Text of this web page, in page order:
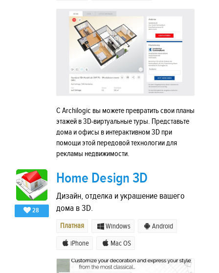
С Archilogic вы можете превратить свои планы
этажей в 3D-виртуальные туры. Представьте
дома и офисы в интерактивном 3D при
помощи этой передовой технологии для
рекламы недвижимости.
28
Home Design 3D
Дизайн, отделка и украшение вашего
дома в 3D.
Платная Windows Android
iPhone Mac OS